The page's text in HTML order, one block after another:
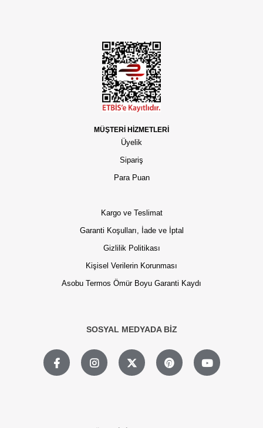
MÜŞTERİ HİZMETLERİ
Üyelik
Sipariş
Para Puan
Kargo ve Teslimat
Garanti Koşulları, İade ve İptal
Gizlilik Politikası
Kişisel Verilerin Korunması
Asobu Termos Ömür Boyu Garanti Kaydı
SOSYAL MEDYADA BİZ